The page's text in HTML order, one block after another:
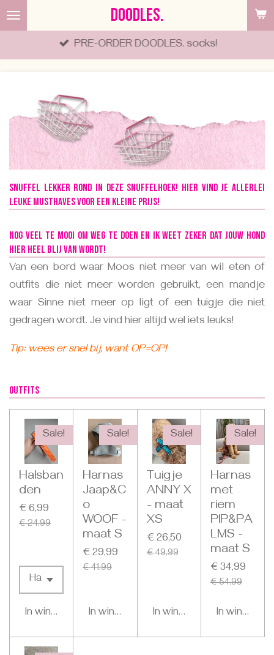
Ga
direct
DOODLES.
PRE-ORDER DOODLES. socks!
Snuffel lekker rond in deze snuffelhoek! Hier vind je allerlei
leuke musthaves voor een kleine prijs!
Nog veel te mooi om weg te doen en ik weet zeker dat jouw hond
hier heel blij van wordt!
Van een bord waar Moos niet meer van wil eten of
outfits die niet meer worden gebruikt, een mandje
waar Sinne niet meer op ligt of een tuigje die niet
gedragen wordt. Je vind hier altijd wel iets leuks!
Tip: wees er snel bij, want OP=OP!
Outfits
Sale!
Halsban
den
€ 6,99
€ 24,99
In winkelwagen
Sale!
Harnas
Jaap&C
o
WOOF -
maat S
€ 29,99
€ 41,99
In winkelwagen
Sale!
Tuigje
ANNY X
- maat
XS
€ 26,50
€ 49,99
In winkelwagen
Sale!
Harnas
met
riem
PIP&PA
LMS -
maat S
€ 34,99
€ 54,99
In